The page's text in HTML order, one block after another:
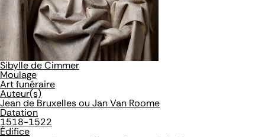
Sibylle de Cimmer
Moulage
Art funéraire
Auteur(s)
Jean de Bruxelles ou Jan Van Roome
Datation
1518-1522
Édifice